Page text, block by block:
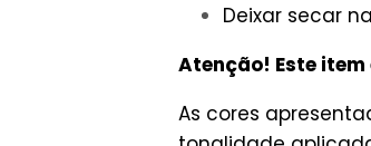
Deixar secar
Atenção! Este
As cores